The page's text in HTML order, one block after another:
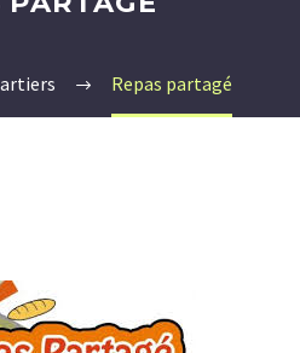
Repas partagé